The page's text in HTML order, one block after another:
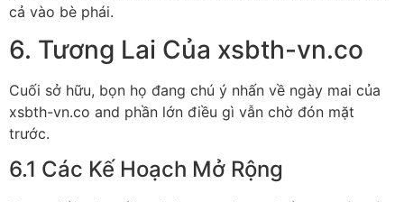
cả vào bè phái.
6. Tương Lai Của xsbth-vn.co
Cuối sở hữu, bọn họ đang chú ý nhấn về ngày mai của
xsbth-vn.co and phần lớn điều gì vẫn chờ đón mặt
trước.
6.1 Các Kế Hoạch Mở Rộng